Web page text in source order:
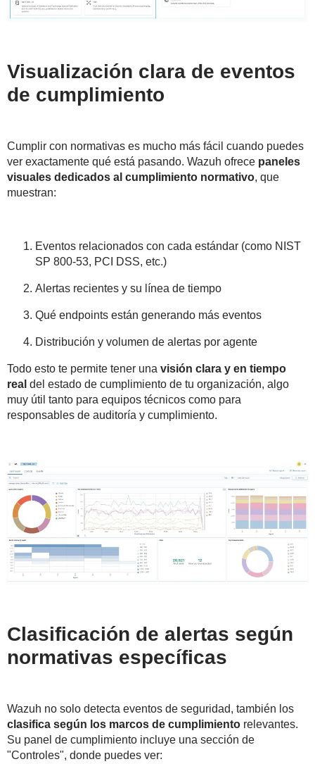
Visualización clara de eventos
de cumplimiento
Cumplir con normativas es mucho más fácil cuando puedes
ver exactamente qué está pasando. Wazuh ofrece paneles
visuales dedicados al cumplimiento normativo, que
muestran:
Eventos relacionados con cada estándar (como NIST
SP 800-53, PCI DSS, etc.)
Alertas recientes y su línea de tiempo
Qué endpoints están generando más eventos
Distribución y volumen de alertas por agente
Todo esto te permite tener una visión clara y en tiempo
real del estado de cumplimiento de tu organización, algo
muy útil tanto para equipos técnicos como para
responsables de auditoría y cumplimiento.
Clasificación de alertas según
normativas específicas
Wazuh no solo detecta eventos de seguridad, también los
clasifica según los marcos de cumplimiento relevantes.
Su panel de cumplimiento incluye una sección de
"Controles", donde puedes ver: